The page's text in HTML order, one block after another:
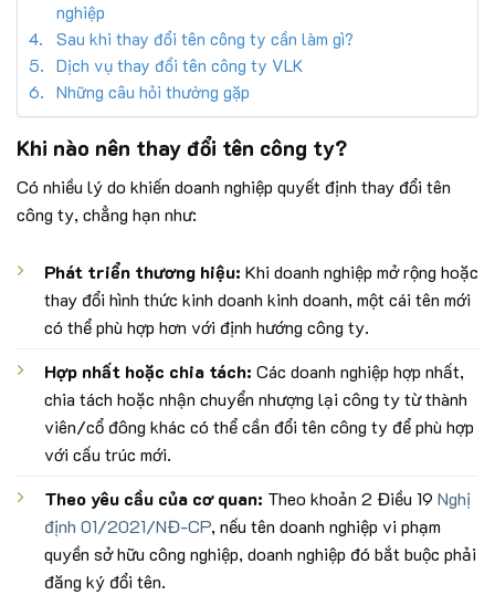
nghiệp
Sau khi thay đổi tên công ty cần làm gì?
Dịch vụ thay đổi tên công ty VLK
Những câu hỏi thường gặp
Khi nào nên thay đổi tên công ty?
Có nhiều lý do khiến doanh nghiệp quyết định thay đổi tên
công ty, chẳng hạn như:
Phát triển thương hiệu: Khi doanh nghiệp mở rộng hoặc
thay đổi hình thức kinh doanh kinh doanh, một cái tên mới
có thể phù hợp hơn với định hướng công ty.
Hợp nhất hoặc chia tách: Các doanh nghiệp hợp nhất,
chia tách hoặc nhận chuyển nhượng lại công ty từ thành
viên/cổ đông khác có thể cần đổi tên công ty để phù hợp
với cấu trúc mới.
Theo yêu cầu của cơ quan: Theo khoản 2 Điều 19 Nghị
định 01/2021/NĐ-CP, nếu tên doanh nghiệp vi phạm
quyền sở hữu công nghiệp, doanh nghiệp đó bắt buộc phải
đăng ký đổi tên.